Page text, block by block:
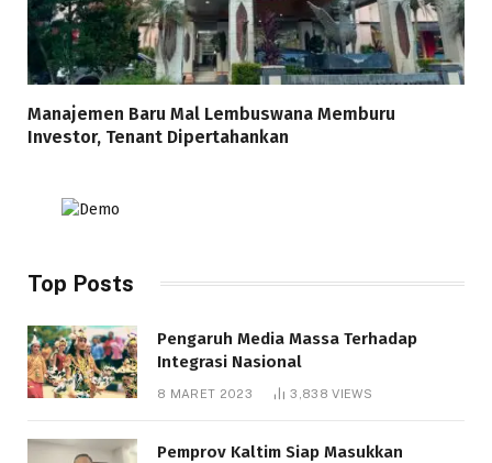
Manajemen Baru Mal Lembuswana Memburu
Investor, Tenant Dipertahankan
Top Posts
Pengaruh Media Massa Terhadap
Integrasi Nasional
8 MARET 2023 3,838VIEWS
Pemprov Kaltim Siap Masukkan